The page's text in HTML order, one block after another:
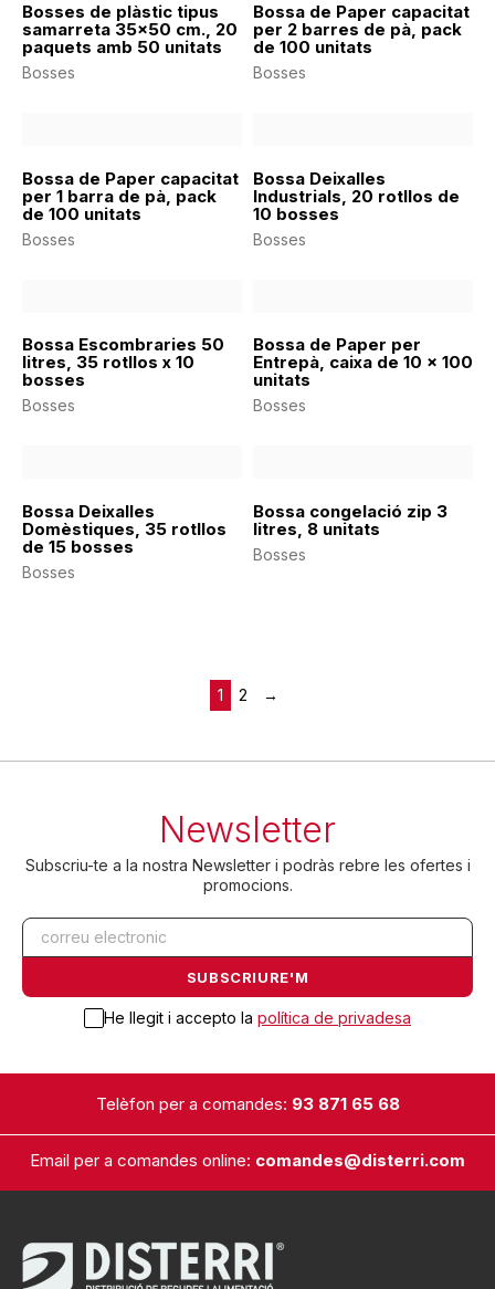
Bosses de plàstic tipus
samarreta 35×50 cm., 20
paquets amb 50 unitats
Bosses
Bossa de Paper capacitat
per 2 barres de pà, pack
de 100 unitats
Bosses
Bossa de Paper capacitat
per 1 barra de pà, pack
de 100 unitats
Bosses
Bossa Deixalles
Industrials, 20 rotllos de
10 bosses
Bosses
Bossa Escombraries 50
litres, 35 rotllos x 10
bosses
Bosses
Bossa de Paper per
Entrepà, caixa de 10 x 100
unitats
Bosses
Bossa Deixalles
Domèstiques, 35 rotllos
de 15 bosses
Bosses
Bossa congelació zip 3
litres, 8 unitats
Bosses
1 2 →
Newsletter
Subscriu-te a la nostra Newsletter i podràs rebre les ofertes i
promocions.
He llegit i accepto la política de privadesa
Telèfon per a comandes: 93 871 65 68
Email per a comandes online: comandes@disterri.com